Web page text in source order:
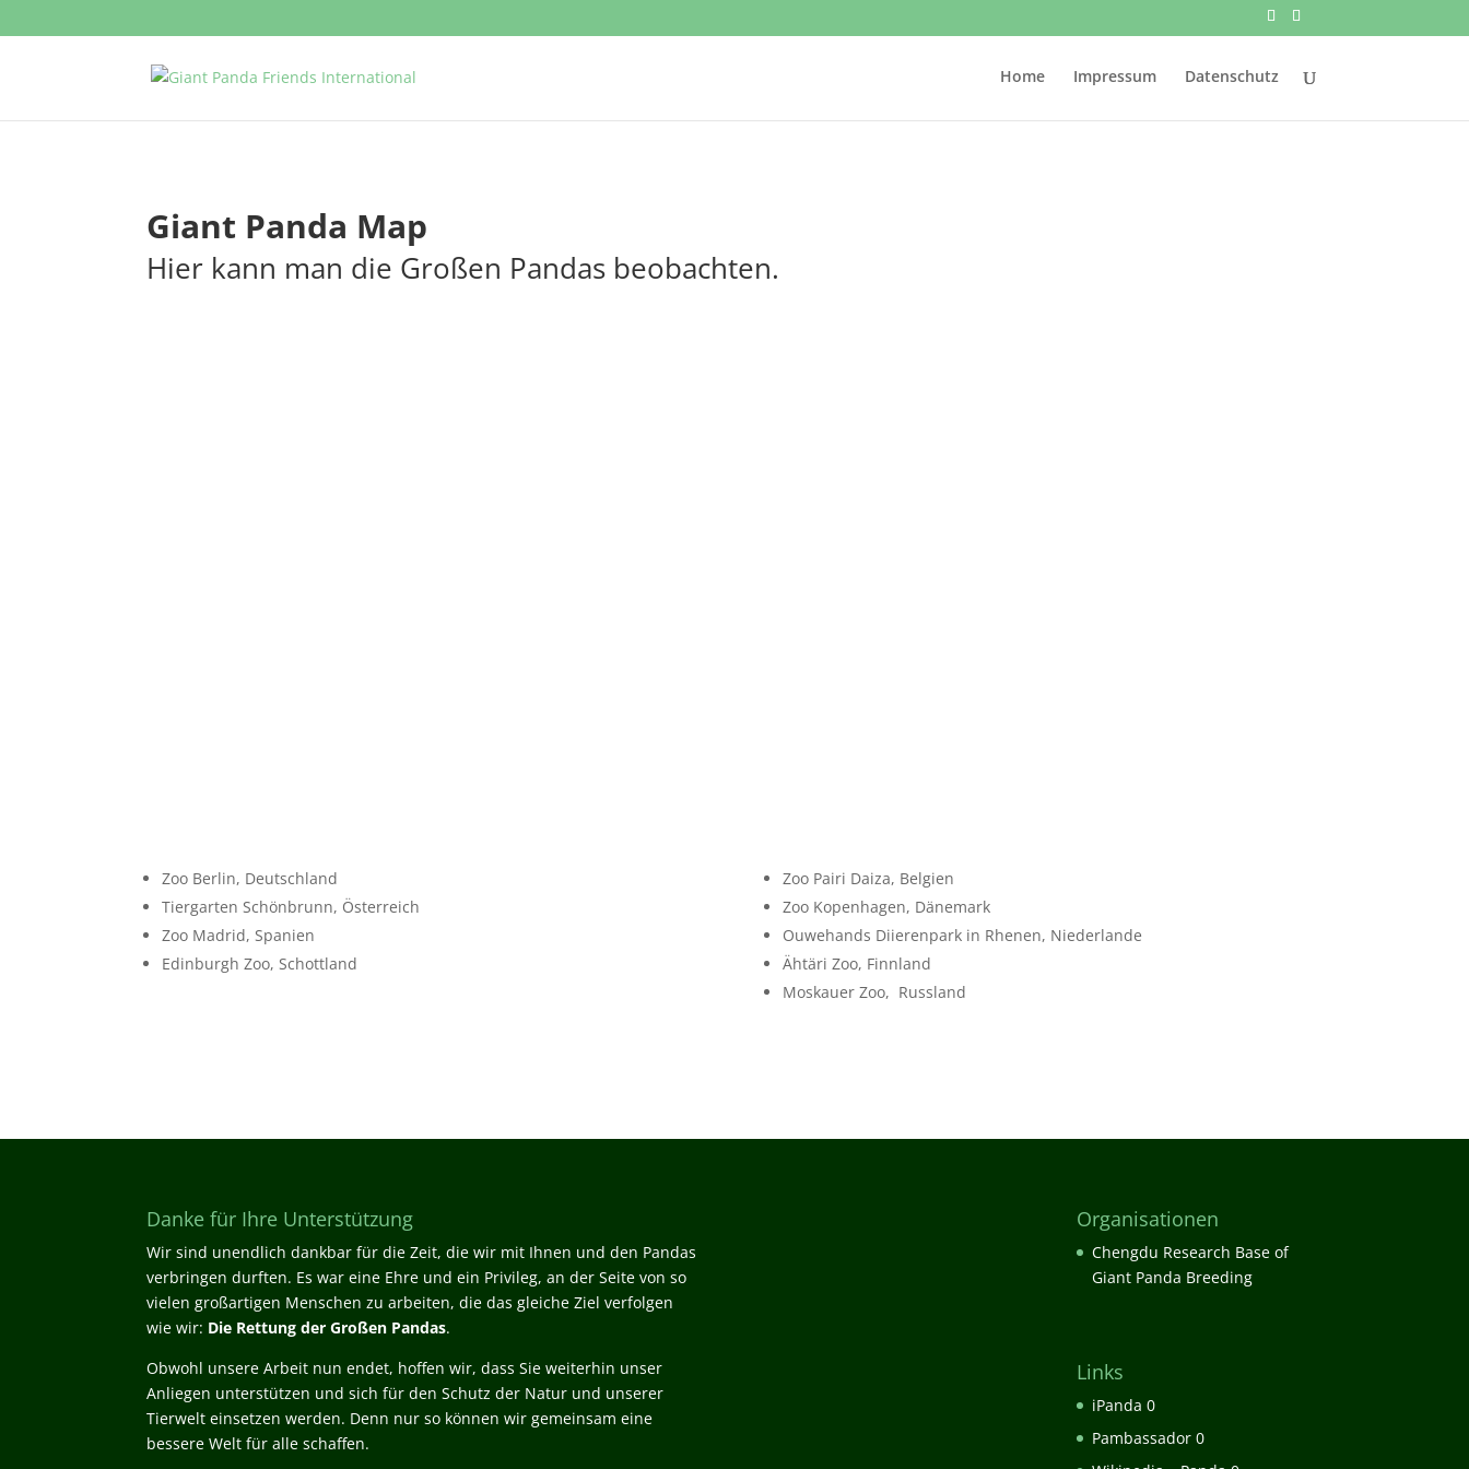
Home Impressum Datenschutz
Giant Panda Map
Hier kann man die Großen Pandas beobachten.
Zoo Berlin, Deutschland
Tiergarten Schönbrunn, Österreich
Zoo Madrid, Spanien
Edinburgh Zoo, Schottland
Zoo Pairi Daiza, Belgien
Zoo Kopenhagen, Dänemark
Ouwehands Diierenpark in Rhenen, Niederlande
Ähtäri Zoo, Finnland
Moskauer Zoo, Russland
Danke für Ihre Unterstützung
Wir sind unendlich dankbar für die Zeit, die wir mit Ihnen und den Pandas
verbringen durften. Es war eine Ehre und ein Privileg, an der Seite von so
vielen großartigen Menschen zu arbeiten, die das gleiche Ziel verfolgen
wie wir: Die Rettung der Großen Pandas.
Obwohl unsere Arbeit nun endet, hoffen wir, dass Sie weiterhin unser
Anliegen unterstützen und sich für den Schutz der Natur und unserer
Tierwelt einsetzen werden. Denn nur so können wir gemeinsam eine
bessere Welt für alle schaffen.
Organisationen
Chengdu Research Base of
Giant Panda Breeding
Links
iPanda 0
Pambassador 0